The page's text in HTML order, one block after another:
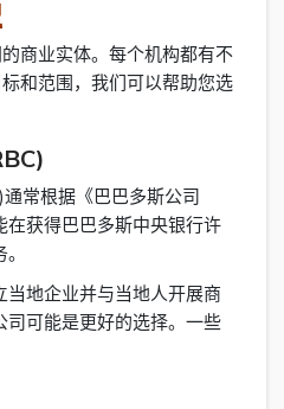
商业实体。每个机构都有不
和范围，我们可以帮助您选
常根据《巴巴多斯公司
在获得巴巴多斯中央银行许
地企业并与当地人开展商
司可能是更好的选择。一些